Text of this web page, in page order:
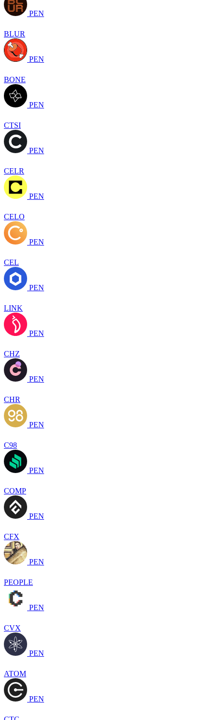
PEN
BLUR
PEN
BONE
PEN
CTSI
PEN
CELR
PEN
CELO
PEN
CEL
PEN
LINK
PEN
CHZ
PEN
CHR
PEN
C98
PEN
COMP
PEN
CFX
PEN
PEOPLE
PEN
CVX
PEN
ATOM
PEN